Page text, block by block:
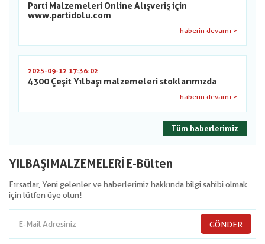
Parti Malzemeleri Online Alışveriş için
www.partidolu.com
haberin devamı >
2025-09-12 17:36:02
4300 Çeşit Yılbaşı malzemeleri stoklarımızda
haberin devamı >
Tüm haberlerimiz
YILBAŞIMALZEMELERİ E-Bülten
Fırsatlar, Yeni gelenler ve haberlerimiz hakkında bilgi sahibi olmak
için lütfen üye olun!
GÖNDER